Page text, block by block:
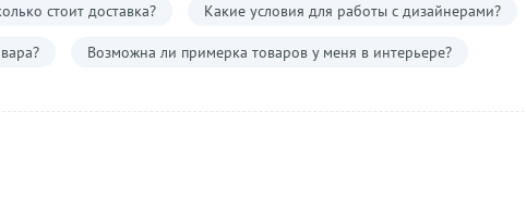
стоит доставка? Какие условия для работы с дизайнерами?
Возможна ли примерка товаров у меня в интерьере?